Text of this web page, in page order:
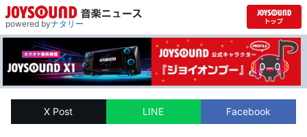
powered byナタリー
X Post LINE Facebook